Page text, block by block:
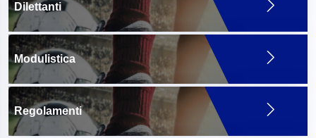
Dilettanti
Modulistica
Regolamenti